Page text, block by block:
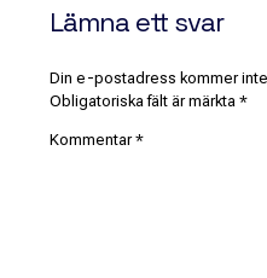
Lämna ett svar
Din e-postadress kommer
Obligatoriska fält är märkta *
Kommentar*